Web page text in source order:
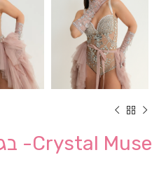
Crystal Muse- בגד גוף משובץ